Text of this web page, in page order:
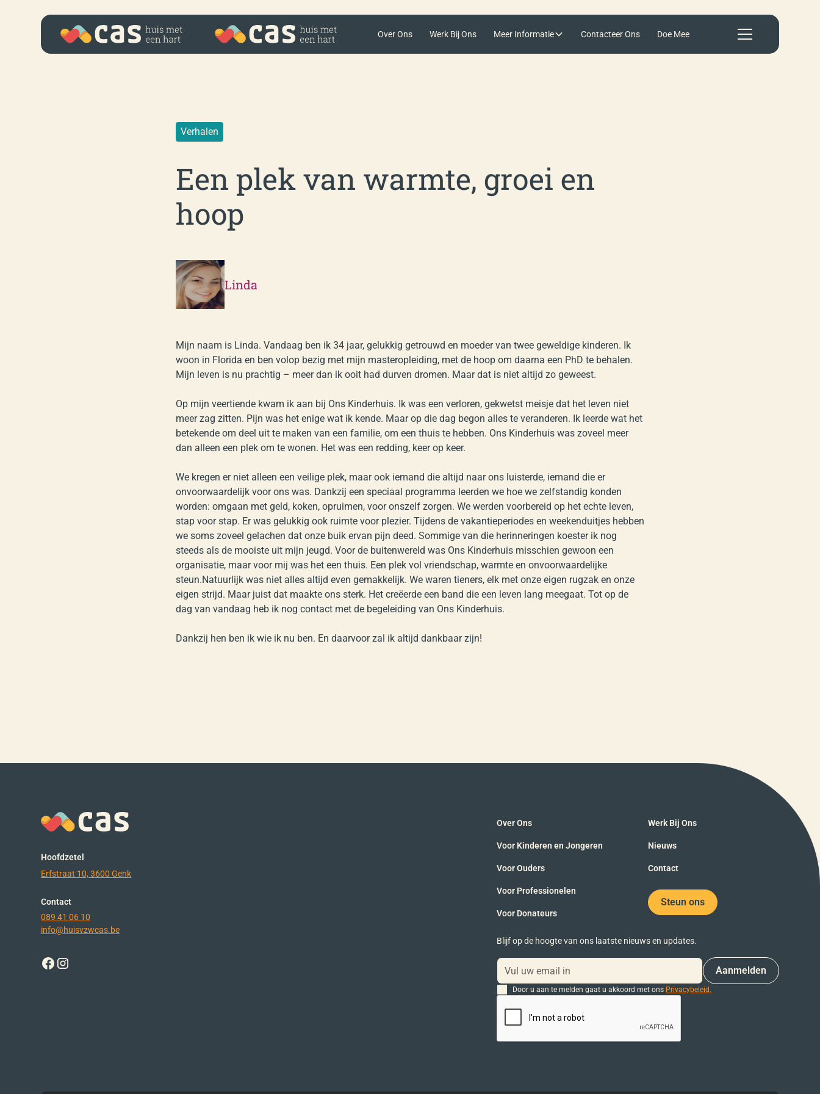
Over Ons Werk Bij Ons Meer Informatie Contacteer Ons Doe Mee
Verhalen
Een plek van warmte, groei en
hoop
Linda
Mijn naam is Linda. Vandaag ben ik 34 jaar, gelukkig getrouwd en moeder van twee geweldige kinderen. Ik
woon in Florida en ben volop bezig met mijn masteropleiding, met de hoop om daarna een PhD te behalen.
Mijn leven is nu prachtig – meer dan ik ooit had durven dromen. Maar dat is niet altijd zo geweest.
Op mijn veertiende kwam ik aan bij Ons Kinderhuis. Ik was een verloren, gekwetst meisje dat het leven niet
meer zag zitten. Pijn was het enige wat ik kende. Maar op die dag begon alles te veranderen. Ik leerde wat het
betekende om deel uit te maken van een familie, om een thuis te hebben. Ons Kinderhuis was zoveel meer
dan alleen een plek om te wonen. Het was een redding, keer op keer.
We kregen er niet alleen een veilige plek, maar ook iemand die altijd naar ons luisterde, iemand die er
onvoorwaardelijk voor ons was. Dankzij een speciaal programma leerden we hoe we zelfstandig konden
worden: omgaan met geld, koken, opruimen, voor onszelf zorgen. We werden voorbereid op het echte leven,
stap voor stap. Er was gelukkig ook ruimte voor plezier. Tijdens de vakantieperiodes en weekenduitjes hebben
we soms zoveel gelachen dat onze buik ervan pijn deed. Sommige van die herinneringen koester ik nog
steeds als de mooiste uit mijn jeugd. Voor de buitenwereld was Ons Kinderhuis misschien gewoon een
organisatie, maar voor mij was het een thuis. Een plek vol vriendschap, warmte en onvoorwaardelijke
steun.Natuurlijk was niet alles altijd even gemakkelijk. We waren tieners, elk met onze eigen rugzak en onze
eigen strijd. Maar juist dat maakte ons sterk. Het creëerde een band die een leven lang meegaat. Tot op de
dag van vandaag heb ik nog contact met de begeleiding van Ons Kinderhuis.
Dankzij hen ben ik wie ik nu ben. En daarvoor zal ik altijd dankbaar zijn!
Hoofdzetel
Erfstraat 10, 3600 Genk
Contact
089 41 06 10
info@huisvzwcas.be
Over Ons
Voor Kinderen en Jongeren
Voor Ouders
Voor Professionelen
Voor Donateurs
Werk Bij Ons
Nieuws
Contact
Steun ons
Blijf op de hoogte van ons laatste nieuws en updates.
Door u aan te melden gaat u akkoord met ons Privacybeleid.